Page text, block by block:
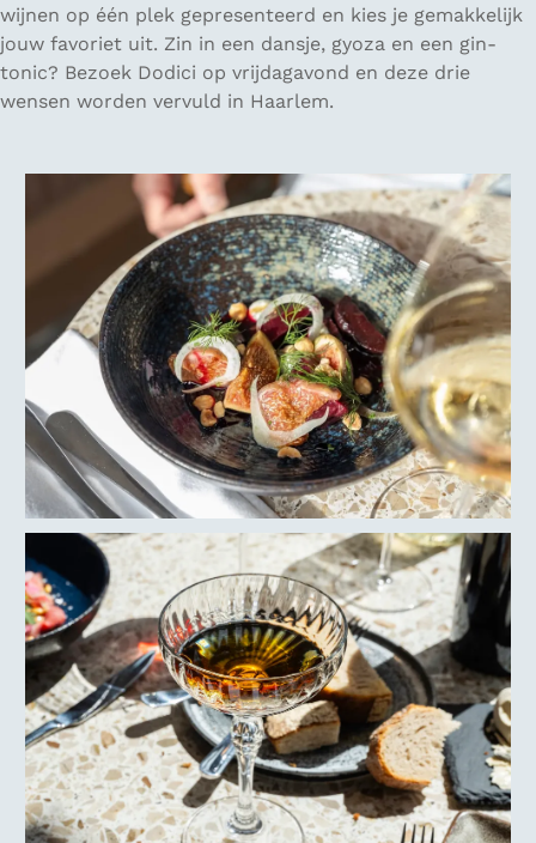
wijnen op één plek gepresenteerd en kies je gemakkelijk
jouw favoriet uit. Zin in een dansje, gyoza en een gin-
tonic? Bezoek Dodici op vrijdagavond en deze drie
wensen worden vervuld in Haarlem.